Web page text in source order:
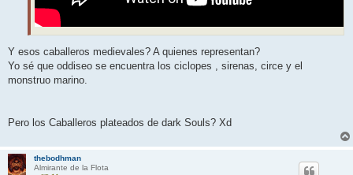
Y esos caballeros medievales? A quienes representan?
Yo sé que oddiseo se encuentra los ciclopes , sirenas, circe y el
monstruo marino.
Pero los Caballeros plateados de dark Souls? Xd
thebodhman
Almirante de la Flota